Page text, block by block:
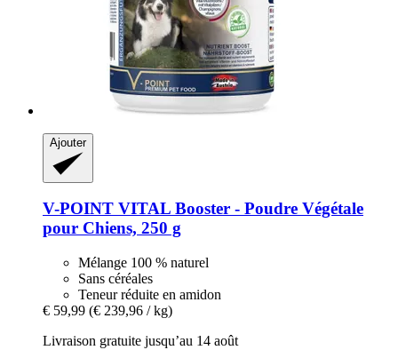
Ajouter
V-POINT VITAL Booster -​ Poudre Végétale
pour Chiens, 250 g
Mélange 100 % naturel
Sans céréales
Teneur réduite en amidon
€ 59,99 (€ 239,96 / kg)
Livraison gratuite jusqu’au 14 août